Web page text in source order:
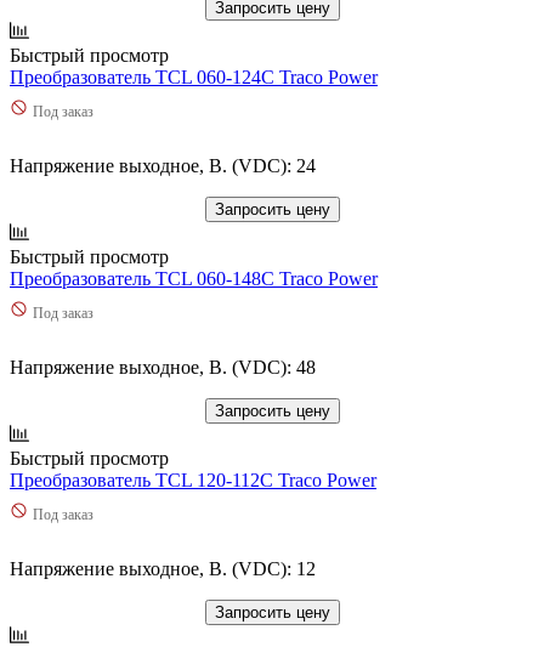
Запросить цену
Быстрый просмотр
Преобразователь TCL 060-124C Traco Power
Под заказ
Напряжение выходное, В. (VDC): 24
Запросить цену
Быстрый просмотр
Преобразователь TCL 060-148C Traco Power
Под заказ
Напряжение выходное, В. (VDC): 48
Запросить цену
Быстрый просмотр
Преобразователь TCL 120-112C Traco Power
Под заказ
Напряжение выходное, В. (VDC): 12
Запросить цену